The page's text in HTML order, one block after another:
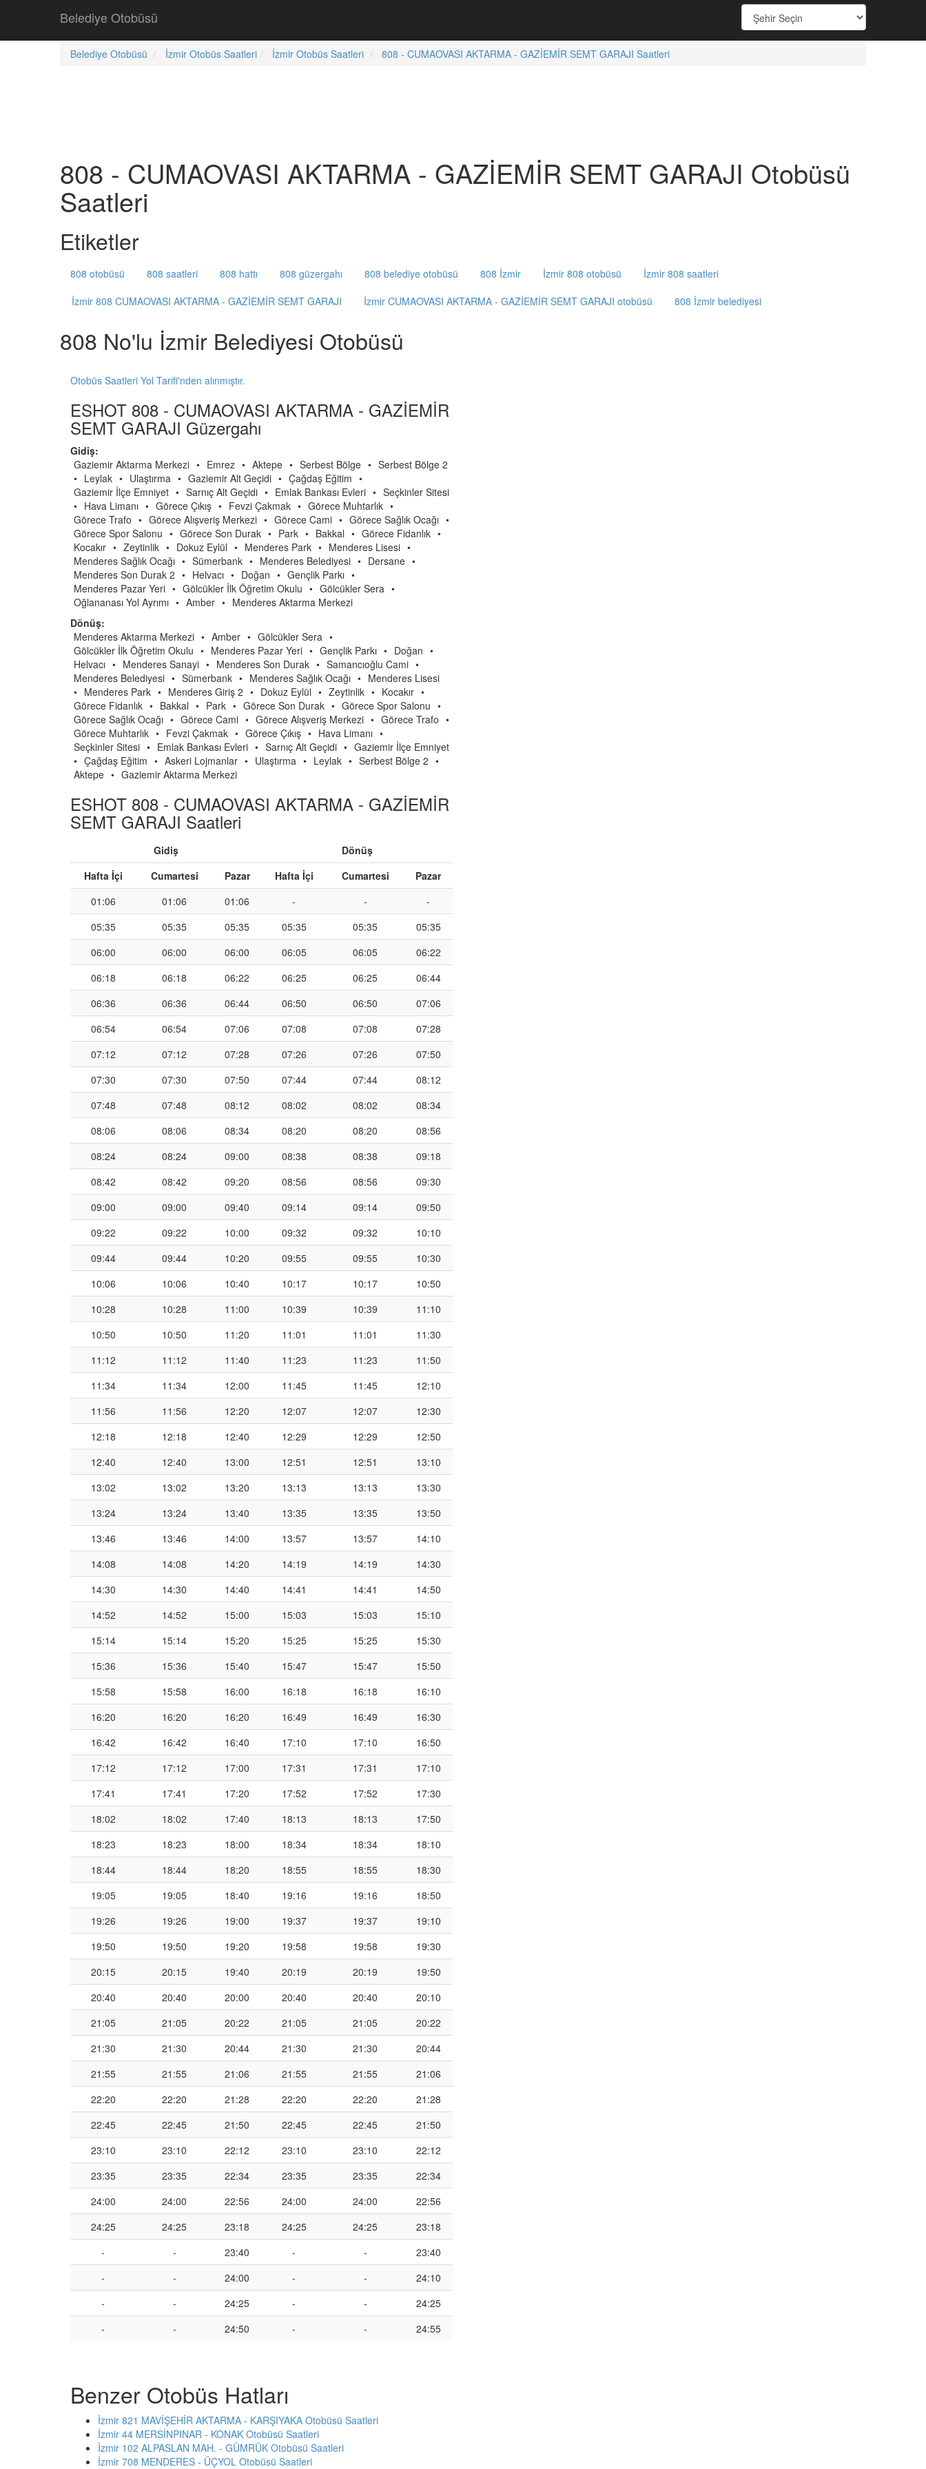
Belediye Otobüsü
Belediye Otobüsü İzmir Otobüs Saatleri İzmir Otobüs Saatleri 808 - CUMAOVASI AKTARMA - GAZİEMİR SEMT GARAJI Saatleri
808 - CUMAOVASI AKTARMA - GAZİEMİR SEMT GARAJI Otobüsü
Saatleri
Etiketler
808 otobüsü 808 saatleri 808 hattı 808 güzergahı 808 belediye otobüsü 808 İzmir İzmir 808 otobüsü
İzmir 808 saatleri
İzmir 808 CUMAOVASI AKTARMA - GAZİEMİR SEMT GARAJI
İzmir CUMAOVASI AKTARMA - GAZİEMİR SEMT GARAJI otobüsü 808 İzmir belediyesi
808 No'lu İzmir Belediyesi Otobüsü
Otobüs Saatleri Yol Tarifi'nden alınmıştır.
ESHOT 808 - CUMAOVASI AKTARMA - GAZİEMİR
SEMT GARAJI Güzergahı
Gidiş:
Gaziemir Aktarma Merkezi • Emrez • Aktepe • Serbest Bölge • Serbest Bölge 2
• Leylak • Ulaştırma • Gaziemir Alt Geçidi • Çağdaş Eğitim •
Gaziemir İlçe Emniyet • Sarnıç Alt Geçidi • Emlak Bankası Evleri • Seçkinler Sitesi
• Hava Limanı • Görece Çıkış • Fevzi Çakmak • Görece Muhtarlık •
Görece Trafo • Görece Alışveriş Merkezi • Görece Cami • Görece Sağlık Ocağı •
Görece Spor Salonu • Görece Son Durak • Park • Bakkal • Görece Fidanlık •
Kocakır • Zeytinlik • Dokuz Eylül • Menderes Park • Menderes Lisesi •
Menderes Sağlık Ocağı • Sümerbank • Menderes Belediyesi • Dersane •
Menderes Son Durak 2 • Helvacı • Doğan • Gençlik Parkı •
Menderes Pazar Yeri • Gölcükler İlk Öğretim Okulu • Gölcükler Sera •
Oğlananası Yol Ayrımı • Amber • Menderes Aktarma Merkezi
Dönüş:
Menderes Aktarma Merkezi • Amber • Gölcükler Sera •
Gölcükler İlk Öğretim Okulu • Menderes Pazar Yeri • Gençlik Parkı • Doğan •
Helvacı • Menderes Sanayi • Menderes Son Durak • Samancıoğlu Cami •
Menderes Belediyesi • Sümerbank • Menderes Sağlık Ocağı • Menderes Lisesi
• Menderes Park • Menderes Giriş 2 • Dokuz Eylül • Zeytinlik • Kocakır •
Görece Fidanlık • Bakkal • Park • Görece Son Durak • Görece Spor Salonu •
Görece Sağlık Ocağı • Görece Cami • Görece Alışveriş Merkezi • Görece Trafo •
Görece Muhtarlık • Fevzi Çakmak • Görece Çıkış • Hava Limanı •
Seçkinler Sitesi • Emlak Bankası Evleri • Sarnıç Alt Geçidi • Gaziemir İlçe Emniyet
• Çağdaş Eğitim • Askeri Lojmanlar • Ulaştırma • Leylak • Serbest Bölge 2 •
Aktepe • Gaziemir Aktarma Merkezi
ESHOT 808 - CUMAOVASI AKTARMA - GAZİEMİR
SEMT GARAJI Saatleri
Gidiş
Dönüş
Hafta İçi
Cumartesi Pazar Hafta İçi Cumartesi
Pazar
01:06
01:06 01:06 - -
-
05:35
05:35 05:35 05:35 05:35
05:35
06:00
06:00 06:00 06:05 06:05
06:22
06:18
06:18 06:22 06:25 06:25
06:44
06:36
06:36 06:44 06:50 06:50
07:06
06:54
06:54 07:06 07:08 07:08
07:28
07:12
07:12 07:28 07:26 07:26
07:50
07:30
07:30 07:50 07:44 07:44
08:12
07:48
07:48 08:12 08:02 08:02
08:34
08:06
08:06 08:34 08:20 08:20
08:56
08:24
08:24 09:00 08:38 08:38
09:18
08:42
08:42 09:20 08:56 08:56
09:30
09:00
09:00 09:40 09:14 09:14
09:50
09:22
09:22 10:00 09:32 09:32
10:10
09:44
09:44 10:20 09:55 09:55
10:30
10:06
10:06 10:40 10:17 10:17
10:50
10:28
10:28 11:00 10:39 10:39
11:10
10:50
10:50 11:20 11:01 11:01
11:30
11:12
11:12 11:40 11:23 11:23
11:50
11:34
11:34 12:00 11:45 11:45
12:10
11:56
11:56 12:20 12:07 12:07
12:30
12:18
12:18 12:40 12:29 12:29
12:50
12:40
12:40 13:00 12:51 12:51
13:10
13:02
13:02 13:20 13:13 13:13
13:30
13:24
13:24 13:40 13:35 13:35
13:50
13:46
13:46 14:00 13:57 13:57
14:10
14:08
14:08 14:20 14:19 14:19
14:30
14:30
14:30 14:40 14:41 14:41
14:50
14:52
14:52 15:00 15:03 15:03
15:10
15:14
15:14 15:20 15:25 15:25
15:30
15:36
15:36 15:40 15:47 15:47
15:50
15:58
15:58 16:00 16:18 16:18
16:10
16:20
16:20 16:20 16:49 16:49
16:30
16:42
16:42 16:40 17:10 17:10
16:50
17:12
17:12 17:00 17:31 17:31
17:10
17:41
17:41 17:20 17:52 17:52
17:30
18:02
18:02 17:40 18:13 18:13
17:50
18:23
18:23 18:00 18:34 18:34
18:10
18:44
18:44 18:20 18:55 18:55
18:30
19:05
19:05 18:40 19:16 19:16
18:50
19:26
19:26 19:00 19:37 19:37
19:10
19:50
19:50 19:20 19:58 19:58
19:30
20:15
20:15 19:40 20:19 20:19
19:50
20:40
20:40 20:00 20:40 20:40
20:10
21:05
21:05 20:22 21:05 21:05
20:22
21:30
21:30 20:44 21:30 21:30
20:44
21:55
21:55 21:06 21:55 21:55
21:06
22:20
22:20 21:28 22:20 22:20
21:28
22:45
22:45 21:50 22:45 22:45
21:50
23:10
23:10 22:12 23:10 23:10
22:12
23:35
23:35 22:34 23:35 23:35
22:34
24:00
24:00 22:56 24:00 24:00
22:56
24:25
24:25 23:18 24:25 24:25
23:18
-
- 23:40 - -
23:40
-
- 24:00 - -
24:10
-
- 24:25 - -
24:25
-
- 24:50 - - 24:55
Benzer Otobüs Hatları
İzmir 821 MAVİŞEHİR AKTARMA - KARŞIYAKA Otobüsü Saatleri
İzmir 44 MERSİNPINAR - KONAK Otobüsü Saatleri
İzmir 102 ALPASLAN MAH. - GÜMRÜK Otobüsü Saatleri
İzmir 708 MENDERES - ÜÇYOL Otobüsü Saatleri